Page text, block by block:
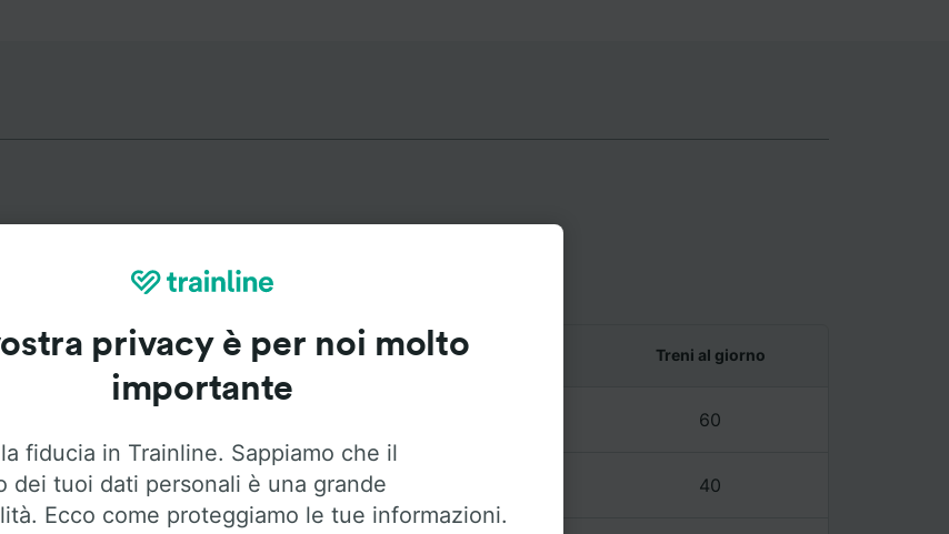
più popolari da Frick
Durata Primo e ultimo treno Treni al giorno
60
13m 40
privacy è per noi molto
importante
fiducia in Trainline. Sappiamo che il
dei tuoi dati personali è una grande
Ecco come proteggiamo le tue informazioni.